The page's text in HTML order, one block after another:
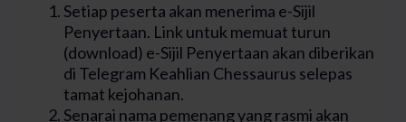
Setiap peserta akan menerima e-Sijil
Penyertaan. Link untuk memuat turun
(download) e-Sijil Penyertaan akan diberikan
di Telegram Keahlian Chessaurus selepas
tamat kejohanan.
Senarai nama pemenang yang rasmi akan